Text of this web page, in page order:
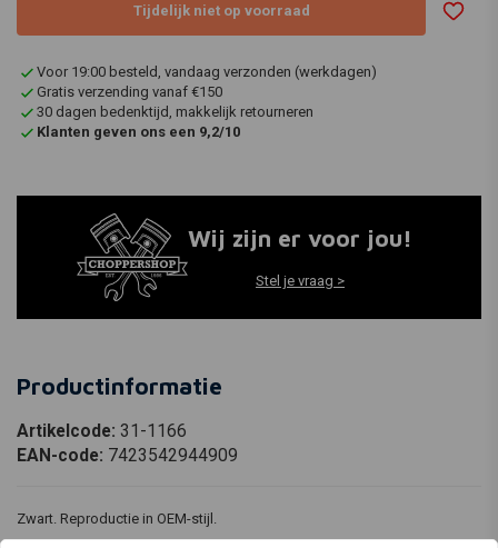
Tijdelijk niet op voorraad
Voor 19:00 besteld, vandaag verzonden (werkdagen)
Gratis verzending vanaf €150
30 dagen bedenktijd, makkelijk retourneren
Klanten geven ons een 9,2/10
Wij zijn er voor jou!
Stel je vraag >
Productinformatie
Artikelcode: 31-1166
EAN-code: 7423542944909
Zwart. Reproductie in OEM-stijl.